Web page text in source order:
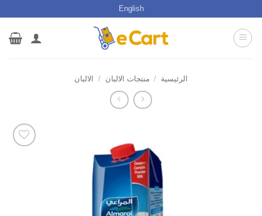
English
الرئيسية / منتجات الالبان / الالبان